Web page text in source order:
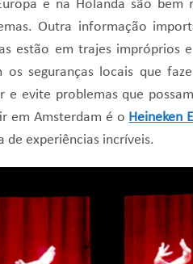
e na Holanda são bem
Outra informação
estão em trajes impróprios
seguranças locais que
e evite problemas que
em Amsterdam é o Heineken
de experiências incríveis.